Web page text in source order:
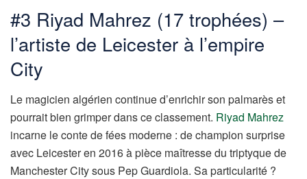
#3 Riyad Mahrez (17 trophées) –
l’artiste de Leicester à l’empire
City
Le magicien algérien continue d’enrichir son palmarès et
pourrait bien grimper dans ce classement. Riyad Mahrez
incarne le conte de fées moderne : de champion surprise
avec Leicester en 2016 à pièce maîtresse du triptyque de
Manchester City sous Pep Guardiola. Sa particularité ?